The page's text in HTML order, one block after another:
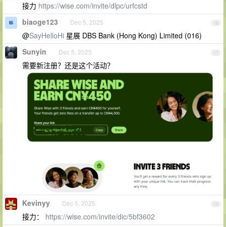
接力 https://wise.com/invite/dlpc/urfcstd
16
biaoge123 Dec 5, 2025
@SayHelloHi 星展 DBS Bank (Hong Kong) Limited (016)
17
Sunyin Dec 5, 2025
需要新注册？还是这个活动？
18
Kevinyy Dec 5, 2025
接力： https://wise.com/invite/dic/5bf3602